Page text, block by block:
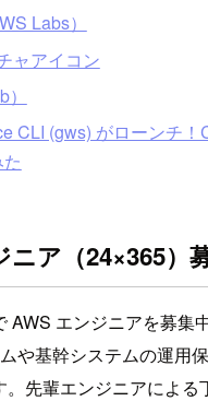
Labs）
ャアイコン
CLI (gws) がローンチ
ニア（24×365）
AWS エンジニアを募集
や基幹システムの運用
先輩エンジニアによる